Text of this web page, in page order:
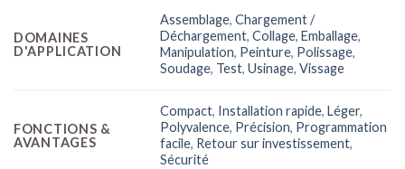
DOMAINES
D'APPLICATION
Assemblage,Chargement /
Déchargement,Collage,Emballage,
Manipulation, Peinture, Polissage,
Soudage, Test,Usinage,Vissage
FONCTIONS &
AVANTAGES
Compact, Installation rapide,Léger,
Polyvalence, Précision, Programmation
facile, Retour sur investissement,
Sécurité